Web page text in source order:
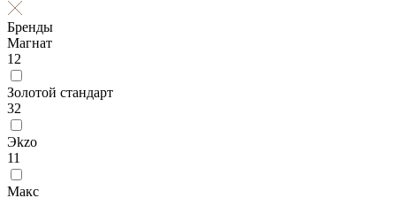
Бренды
Магнат
12
Золотой стандарт
32
Эkzо
11
Макс